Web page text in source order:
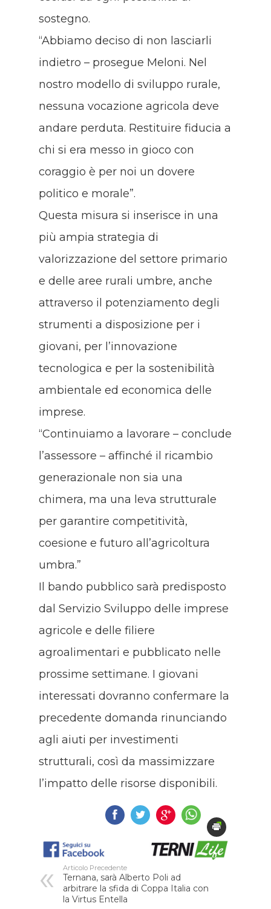
sostegno.
“Abbiamo deciso di non lasciarli
indietro – prosegue Meloni. Nel
nostro modello di sviluppo rurale,
nessuna vocazione agricola deve
andare perduta. Restituire fiducia a
chi si era messo in gioco con
coraggio è per noi un dovere
politico e morale”.
Questa misura si inserisce in una
più ampia strategia di
valorizzazione del settore primario
e delle aree rurali umbre, anche
attraverso il potenziamento degli
strumenti a disposizione per i
giovani, per l’innovazione
tecnologica e per la sostenibilità
ambientale ed economica delle
imprese.
“Continuiamo a lavorare – conclude
l’assessore – affinché il ricambio
generazionale non sia una
chimera, ma una leva strutturale
per garantire competitività,
coesione e futuro all’agricoltura
umbra.”
Il bando pubblico sarà predisposto
dal Servizio Sviluppo delle imprese
agricole e delle filiere
agroalimentari e pubblicato nelle
prossime settimane. I giovani
interessati dovranno confermare la
precedente domanda rinunciando
agli aiuti per investimenti
strutturali, così da massimizzare
l’impatto delle risorse disponibili.
Articolo Precedente
Ternana, sarà Alberto Poli ad
arbitrare la sfida di Coppa Italia con
la Virtus Entella